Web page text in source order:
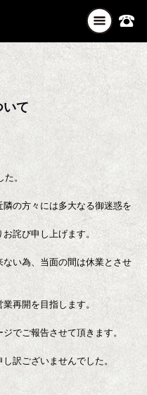
ナ
ビ
ゲ
シ
いて
。
の方々には多大なる御迷惑を
詫び申し上げます。
い為、当面の間は休業とさせ
再開を目指します。
でご報告させて頂きます。
訳ございませんでした。